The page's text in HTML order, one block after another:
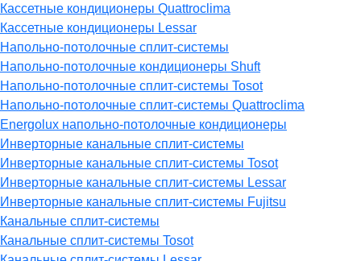
Кассетные кондиционеры Quattroclima
Кассетные кондиционеры Lessar
Напольно-потолочные сплит-системы
Напольно-потолочные кондиционеры Shuft
Напольно-потолочные сплит-системы Tosot
Напольно-потолочные сплит-системы Quattroclima
Energolux напольно-потолочные кондиционеры
Инверторные канальные сплит-системы
Инверторные канальные сплит-системы Tosot
Инверторные канальные сплит-системы Lessar
Инверторные канальные сплит-системы Fujitsu
Канальные сплит-системы
Канальные сплит-системы Tosot